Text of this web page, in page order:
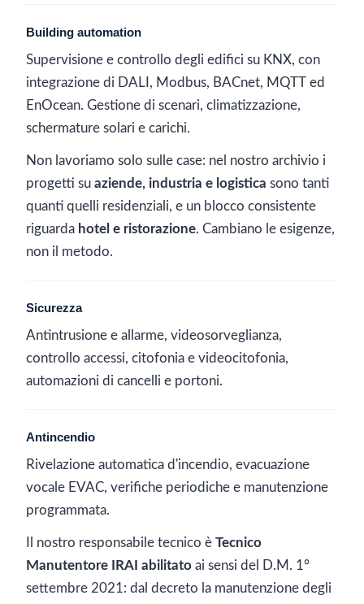
Building automation
Supervisione e controllo degli edifici su KNX, con
integrazione di DALI, Modbus, BACnet, MQTT ed
EnOcean. Gestione di scenari, climatizzazione,
schermature solari e carichi.
Non lavoriamo solo sulle case: nel nostro archivio i
progetti su aziende, industria e logistica sono tanti
quanti quelli residenziali, e un blocco consistente
riguarda hotel e ristorazione. Cambiano le esigenze,
non il metodo.
Sicurezza
Antintrusione e allarme, videosorveglianza,
controllo accessi, citofonia e videocitofonia,
automazioni di cancelli e portoni.
Antincendio
Rivelazione automatica d'incendio, evacuazione
vocale EVAC, verifiche periodiche e manutenzione
programmata.
Il nostro responsabile tecnico è Tecnico
Manutentore IRAI abilitato ai sensi del D.M. 1°
settembre 2021: dal decreto la manutenzione degli